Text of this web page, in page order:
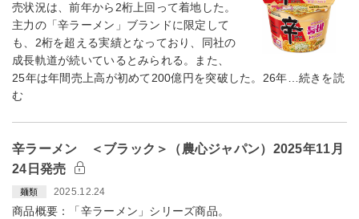
売状況は、前年から2桁上回って着地した。
主力の「辛ラーメン」ブランドに限定して
も、2桁を超える実績となっており、同社の
成長軌道が続いているとみられる。また、
25年は年間売上高が初めて200億円を突破した。26年…続きを読
む
辛ラーメン ＜ブラック＞（農心ジャパン）2025年11月
24日発売
麺類 2025.12.24
商品概要：「辛ラーメン」シリーズ商品。